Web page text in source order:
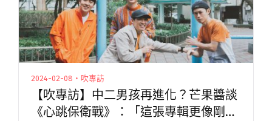
2024-02-08・吹專訪
【吹專訪】中二男孩再進化？芒果醬談
《心跳保衛戰》：「這張專輯更像剛出